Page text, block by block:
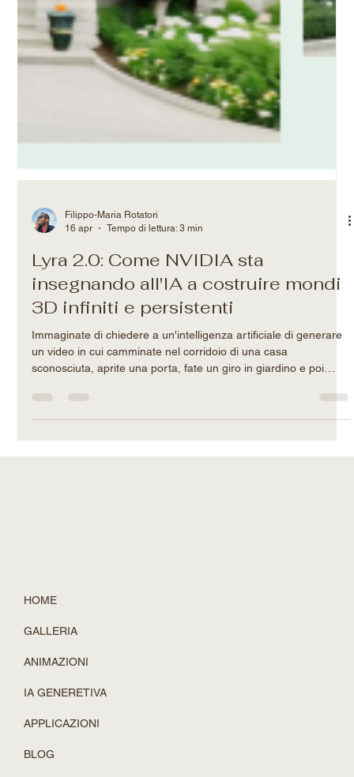
Filippo-Maria Rotatori
16 apr
Tempo di lettura: 3 min
Lyra 2.0: Come NVIDIA sta
insegnando all'IA a costruire mondi
3D infiniti e persistenti
Immaginate di chiedere a un'intelligenza artificiale di generare
rientrate. Finora, un'IA standard avrebbe fatto un ottimo lavoro
nei primi 3 secondi. Poi, le pareti avrebbero iniziato a
sciogliersi, e una volta rientrati in casa, il corridoio sarebbe
HOME
GALLERIA
ANIMAZIONI
IA GENERETIVA
APPLICAZIONI